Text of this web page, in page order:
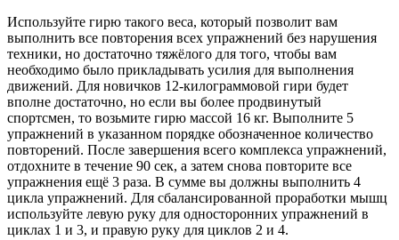
Используйте гирю такого веса, который позволит вам
выполнить все повторения всех упражнений без нарушения
техники, но достаточно тяжёлого для того, чтобы вам
необходимо было прикладывать усилия для выполнения
движений. Для новичков 12-килограммовой гири будет
вполне достаточно, но если вы более продвинутый
спортсмен, то возьмите гирю массой 16 кг. Выполните 5
упражнений в указанном порядке обозначенное количество
повторений. После завершения всего комплекса упражнений,
отдохните в течение 90 сек, а затем снова повторите все
упражнения ещё 3 раза. В сумме вы должны выполнить 4
цикла упражнений. Для сбалансированной проработки мышц
используйте левую руку для односторонних упражнений в
циклах 1 и 3, и правую руку для циклов 2 и 4.